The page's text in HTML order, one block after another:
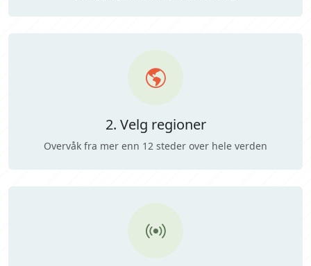
2. Velg regioner
Overvåk fra mer enn 12 steder over hele verden